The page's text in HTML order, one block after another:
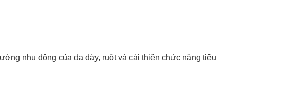
nhu động của dạ dày, ruột và cải thiện chức năng tiêu